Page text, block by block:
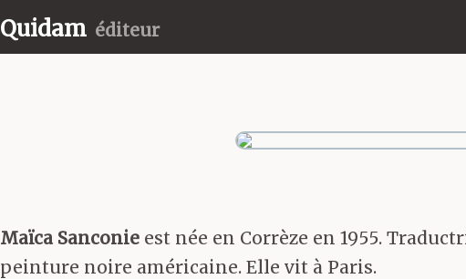
Quidam éditeur
Maïca Sanconie est née en Corrèze en 1955.
peinture noire américaine. Elle vit à Paris.